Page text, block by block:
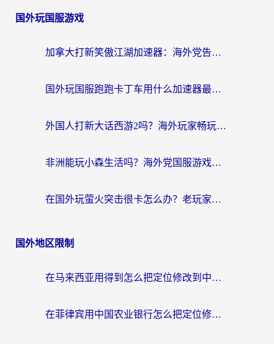
国外玩国服游戏
加拿大打新笑傲江湖加速器：海外党告别延迟卡顿的实用指南
国外玩国服跑跑卡丁车用什么加速器最好？2026真实玩家亲测避坑指南
外国人打新大话西游2吗？海外玩家畅玩国服游戏的终极加速器指南
非洲能玩小森生活吗？海外党国服游戏加速器终极指南（附阿根廷CF手游帕斯卡契约解决方案）
在国外玩萤火突击很卡怎么办？老玩家亲测有效的加速器选择指南
国外地区限制
在马来西亚用得到怎么把定位修改到中国国内？留学生亲测有效的追剧看片攻略
在菲律宾用中国农业银行怎么把定位修改到中国国内？海外华人必看的数字生活解决方案